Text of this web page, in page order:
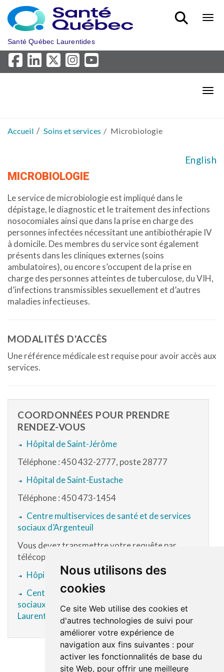
Nous utilisons des
cookies
Ce site Web utilise des cookies et
d'autres technologies de suivi pour
améliorer votre expérience de
navigation aux fins suivantes : pour
activer les fonctionnalités de base du
site Web, pour offrir une meilleure
Aller au menu principal
Santé Québec Laurentides
Accueil Soins et services Microbiologie
English
MICROBIOLOGIE
Le service de microbiologie est impliqué dans le
dépistage, le diagnostic et le traitement des infections
nosocomiales ainsi que dans la prise en charge des
personnes infectées nécessitant une antibiothérapie IV
à domicile. Des membres du service sont également
présents dans les cliniques externes (soins
ambulatoires), ou encore s’occupent de la prise en
charge des personnes atteintes de tuberculose, du VIH,
d’infections transmissibles sexuellement et d’autres
maladies infectieuses.
MODALITÉS D'ACCÈS
Une référence médicale est requise pour avoir accès aux
services.
COORDONNÉES POUR PRENDRE
RENDEZ-VOUS
Hôpital de Saint-Jérôme
Téléphone : 450 432-2777, poste 28777
Hôpital de Saint-Eustache
Téléphone : 450 473-1454
Centre multiservices de santé et de services
sociaux d’Argenteuil
Vous devez transmettre votre requête par
télécopieur au 450 566-3344
Hôpital de Mont-Laurier
Centre multiservices de santé et de services
sociaux de Sainte-Agathe (anciennement Hôpital
Laurentien)